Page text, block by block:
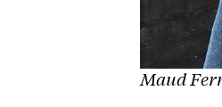
Maud